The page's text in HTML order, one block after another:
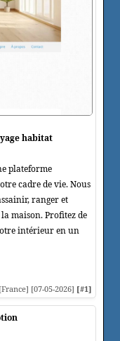
habitat
plateforme
cadre de vie. Nous
ranger et
maison. Profitez de
intérieur en un
[07-05-2026] [#1]